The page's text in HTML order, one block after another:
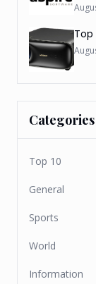
Top
Categories
Top 10
General
Sports
World
Information